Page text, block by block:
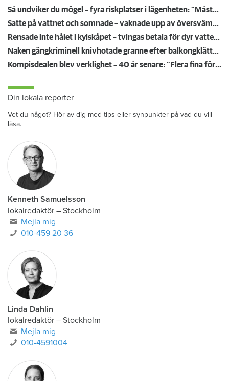
Så undviker du mögel – fyra riskplatser i lägenheten: ”Måste städa bort”
Satte på vattnet och somnade – vaknade upp av översvämning hos grannen
Rensade inte hålet i kylskåpet – tvingas betala för dyr vattenskada
Naken gängkriminell knivhotade granne efter balkongklättring
Kompisdealen blev verklighet – 40 år senare: "Flera fina fördelar med att dela bostad"
Din lokala reporter
Vet du något? Hör av dig med tips eller synpunkter på vad du vill
läsa.
Kenneth Samuelsson
lokalredaktör – Stockholm
Mejla mig
010-459 20 36
Linda Dahlin
lokalredaktör – Stockholm
Mejla mig
010-4591004